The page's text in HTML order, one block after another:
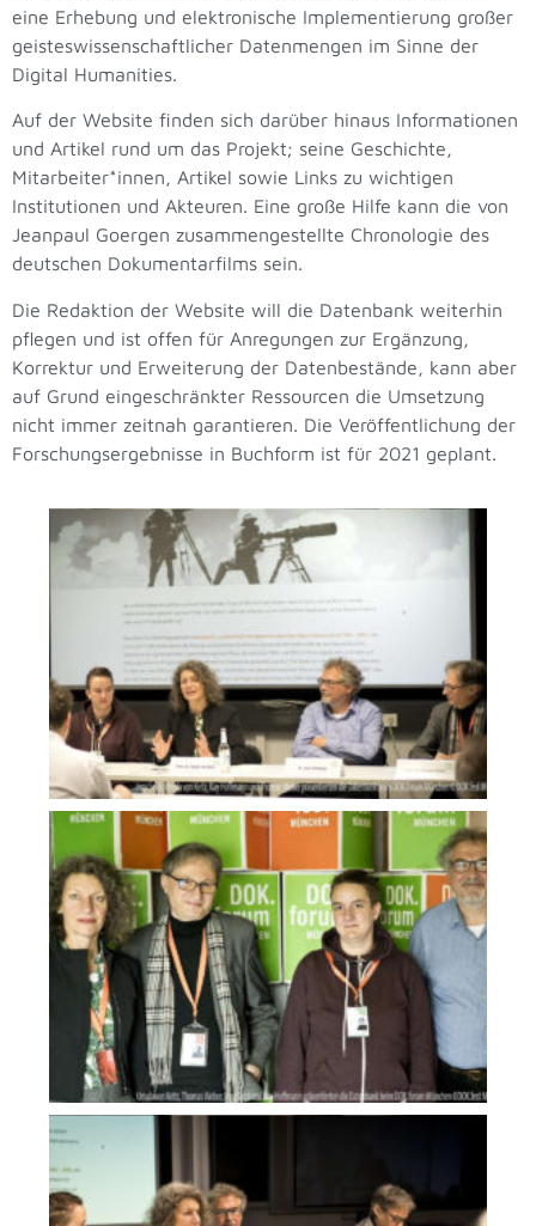
eine Erhebung und elektronische Implementierung großer
geisteswissenschaftlicher Datenmengen im Sinne der
Digital Humanities.
Auf der Website finden sich darüber hinaus Informationen
und Artikel rund um das Projekt; seine Geschichte,
Mitarbeiter*innen, Artikel sowie Links zu wichtigen
Institutionen und Akteuren. Eine große Hilfe kann die von
Jeanpaul Goergen zusammengestellte Chronologie des
deutschen Dokumentarfilms sein.
Die Redaktion der Website will die Datenbank weiterhin
pflegen und ist offen für Anregungen zur Ergänzung,
Korrektur und Erweiterung der Datenbestände, kann aber
auf Grund eingeschränkter Ressourcen die Umsetzung
nicht immer zeitnah garantieren. Die Veröffentlichung der
Forschungsergebnisse in Buchform ist für 2021 geplant.